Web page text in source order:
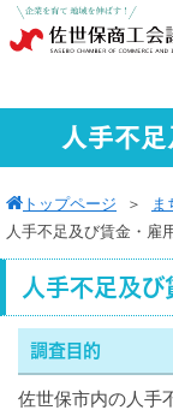
人手不足
トップページ ＞ ま
人手不足及び賃金・雇
人手不足及び
調査目的
佐世保市内の人手